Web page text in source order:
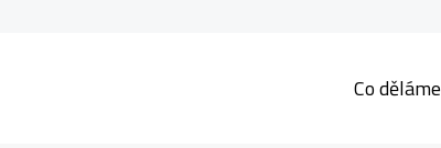
Co děláme